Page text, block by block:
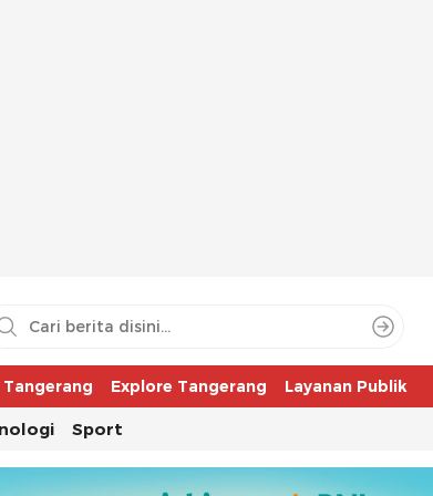
Explore Tangerang Layanan Publik
Sport